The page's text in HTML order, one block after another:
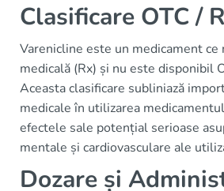
Clasificare OTC /
Varenicline este un medicament
medicală (Rx) și nu este disponibil
Aceasta clasificare subliniază
medicale în utilizarea
efectele sale potențial serioase
mentale și cardiovasculare ale
Dozare și